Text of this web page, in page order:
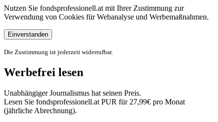
Nutzen Sie fondsprofessionell.at mit Ihrer Zustimmung zur
Verwendung von Cookies für Webanalyse und Werbemaßnahmen.
Einverstanden
Die Zustimmung ist jederzeit widerrufbar.
Werbefrei lesen
Unabhängiger Journalismus hat seinen Preis.
Lesen Sie fondsprofessionell.at PUR für 27,99€ pro Monat
(jährliche Abrechnung).